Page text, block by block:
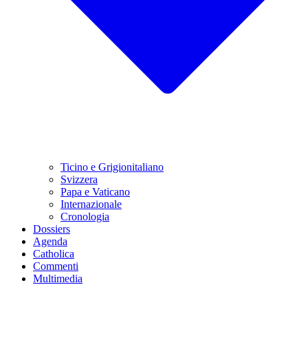
Ticino e Grigionitaliano
Svizzera
Papa e Vaticano
Internazionale
Cronologia
Dossiers
Agenda
Catholica
Commenti
Multimedia